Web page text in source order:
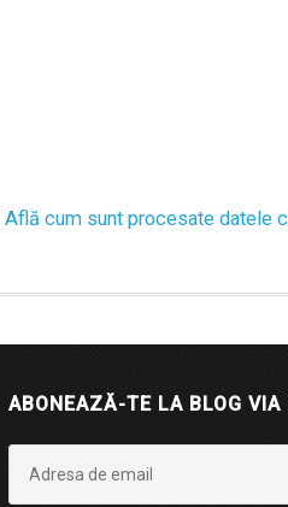
Află cum sunt procesate datele
ABONEAZĂ-TE LA BLOG VIA